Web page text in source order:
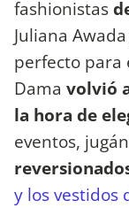
fashionistas
Juliana
perfecto para
Dama volvió
la hora de
eventos,
y los vestidos